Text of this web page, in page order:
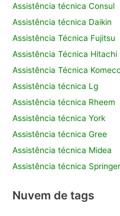
Assistência técnica Consul
Assistência técnica Daikin
Assistência Técnica Fujitsu
Assistência Técnica Hitachi
Assistência Técnica
Assistência técnica Lg
Assistência técnica Rheem
Assistência técnica York
Assistência técnica Gree
Assistência técnica Midea
Assistência técnica Springer
Nuvem de tags